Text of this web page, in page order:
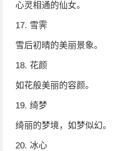
心灵相通的仙女。
17. 雪霁
雪后初晴的美丽景象。
18. 花颜
如花般美丽的容颜。
19. 绮梦
绮丽的梦境，如梦似幻。
20. 冰心